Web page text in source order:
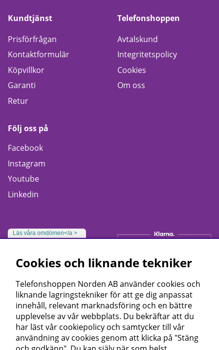
Kundtjänst
Prisförfrågan
Kontaktformulär
Köpvillkor
Garanti
Retur
Telefonshoppen
Avtalskund
Integritetspolicy
Cookies
Om oss
Följ oss på
Facebook
Instagram
Youtube
Linkedin
Läs våra omdömen</a >
Cookies och liknande tekniker
Telefonshoppen Norden AB använder cookies och
liknande lagringstekniker för att ge dig anpassat
innehåll, relevant marknadsföring och en bättre
upplevelse av vår webbplats. Du bekräftar att du
har läst vår cookiepolicy och samtycker till vår
användning av cookies genom att klicka på "Stäng